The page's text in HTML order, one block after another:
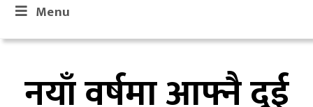
Menu
नयाँ वर्षमा आफ्नै दुई